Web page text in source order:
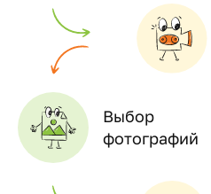
Выбор
фотографий